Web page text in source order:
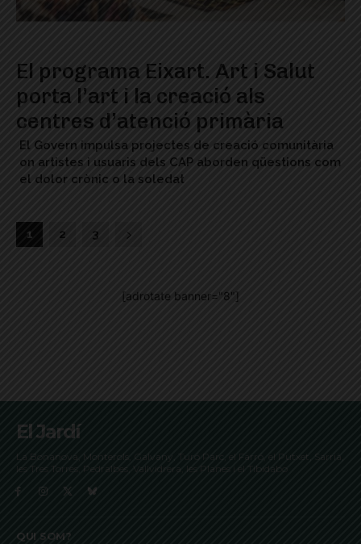
El programa Eixart. Art i Salut
porta l’art i la creació als
centres d’atenció primària
El Govern impulsa projectes de creació comunitària
on artistes i usuaris dels CAP aborden qüestions com
el dolor crònic o la soledat
1 2 3
[adrotate banner="8"]
El Jardí
La Bonanova, Monterols, Galvany, Turó Parc, el Farró, el Putxet, Sarrià,
les Tres Torres, Pedralbes, Vallvidrera, les Planes i el Tibidabo
QUI SOM?